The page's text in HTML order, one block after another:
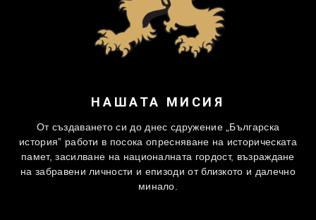
НАШАТА МИСИЯ
От създаването си до днес сдружение „Българска
история” работи в посока опресняване на историческата
памет, засилване на националната гордост, възраждане
на забравени личности и епизоди от близкото и далечно
минало.